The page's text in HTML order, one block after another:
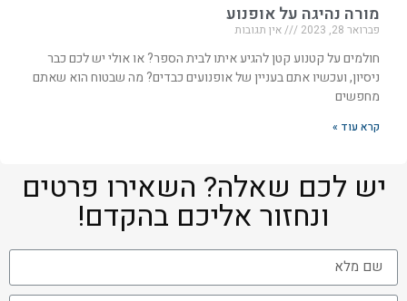
מורה נהיגה על אופנוע
פברואר 28, 2023 אין תגובות
חולמים על קטנוע קטן להגיע איתו לבית הספר? או אולי יש לכם כבר
ניסיון, ועכשיו אתם בעניין של אופנועים כבדים? מה שבטוח הוא שאתם
מחפשים
קרא עוד »
יש לכם שאלה? השאירו פרטים
ונחזור אליכם בהקדם!